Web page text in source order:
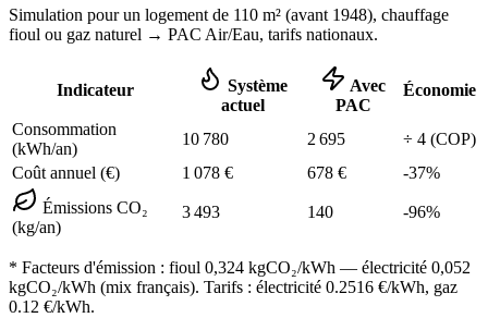
Simulation pour un logement de 110 m² (avant 1948), chauffage
fioul ou gaz naturel → PAC Air/Eau, tarifs nationaux.
Indicateur
Système
actuel
Avec
PAC
Économie
Consommation
(kWh/an)
10 780 2 695 ÷ 4 (COP)
Coût annuel (€)
1 078 € 678 € -37%
Émissions CO₂
(kg/an)
3 493 140 -96%
* Facteurs d'émission : fioul 0,324 kgCO₂/kWh — électricité 0,052
kgCO₂/kWh (mix français). Tarifs : électricité 0.2516 €/kWh, gaz
0.12 €/kWh.